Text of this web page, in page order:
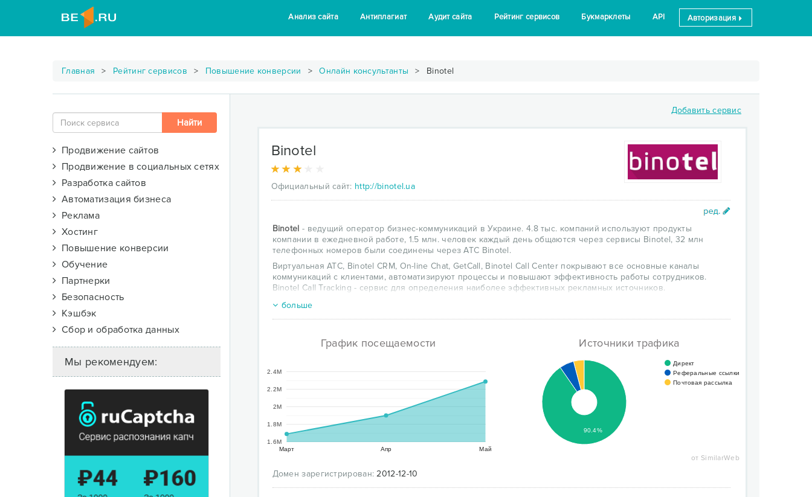
Анализ сайта Антиплагиат Аудит сайта Рейтинг сервисов Букмарклеты API Авторизация
Главная Рейтинг сервисов Повышение конверсии Онлайн консультанты Binotel
Продвижение сайтов
Продвижение в социальных сетях
Разработка сайтов
Автоматизация бизнеса
Реклама
Хостинг
Повышение конверсии
Обучение
Партнерки
Безопасность
Кэшбэк
Сбор и обработка данных
Мы рекомендуем:
Добавить сервис
Binotel
Официальный сайт: http://binotel.ua
Binotel - ведущий оператор бизнес-коммуникаций в Украине. 4.8 тыс. компаний используют продукты
компании в ежедневной работе, 1.5 млн. человек каждый день общаются через сервисы Binotel, 32 млн
телефонных номеров были соединены через АТС Binotel.
Виртуальная АТС, Binotel CRM, On-line Сhat, GetCall, Binotel Call Center покрывают все основные каналы
коммуникаций с клиентами, автоматизируют процессы и повышают эффективность работы сотрудников.
Binotel Call Tracking - сервис для определения наиболее эффективных рекламных источников.
Каждый продукт уникален и сам по себе является готовым самостоятельным решением для реализации
максимум выгоды.
больше
График посещаемости
Март Апр Май
1.6M
1.8M
2M
2.2M
2.4M
Источники трафика
Директ
Реферальные ссылки
Почтовая рассылка
90.4%
от SimilarWeb
Домен зарегистрирован: 2012-12-10